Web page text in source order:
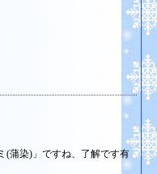
(蒲染)」ですね、了解です有